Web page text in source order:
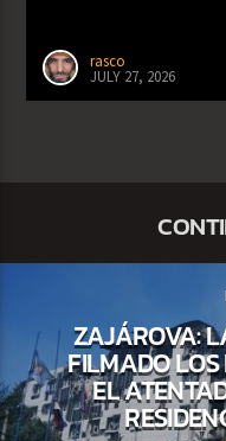
rasco
JULY 27, 2026
ZAJÁROVA:
FILMADO
EL